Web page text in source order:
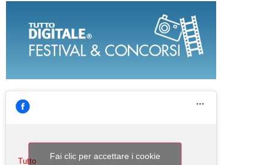
Tutto
Fai clic per accettare i cookie